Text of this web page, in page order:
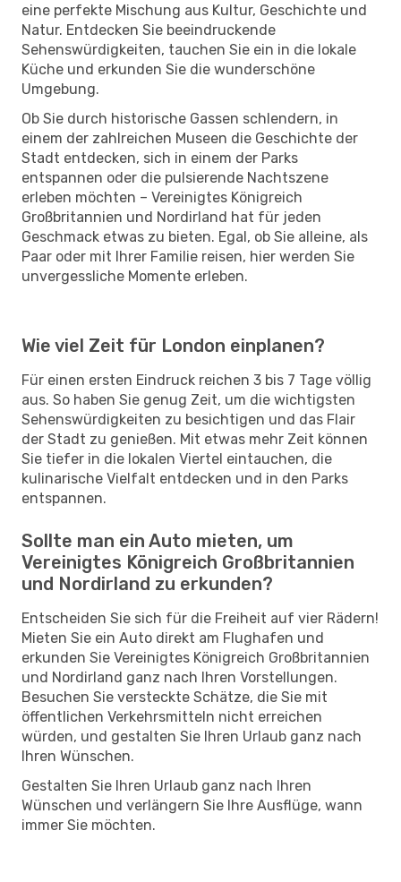
eine perfekte Mischung aus Kultur, Geschichte und
Natur. Entdecken Sie beeindruckende
Sehenswürdigkeiten, tauchen Sie ein in die lokale
Küche und erkunden Sie die wunderschöne
Umgebung.
Ob Sie durch historische Gassen schlendern, in
einem der zahlreichen Museen die Geschichte der
Stadt entdecken, sich in einem der Parks
entspannen oder die pulsierende Nachtszene
erleben möchten – Vereinigtes Königreich
Großbritannien und Nordirland hat für jeden
Geschmack etwas zu bieten. Egal, ob Sie alleine, als
Paar oder mit Ihrer Familie reisen, hier werden Sie
unvergessliche Momente erleben.
Wie viel Zeit für London einplanen?
Für einen ersten Eindruck reichen 3 bis 7 Tage völlig
aus. So haben Sie genug Zeit, um die wichtigsten
Sehenswürdigkeiten zu besichtigen und das Flair
der Stadt zu genießen. Mit etwas mehr Zeit können
Sie tiefer in die lokalen Viertel eintauchen, die
kulinarische Vielfalt entdecken und in den Parks
entspannen.
Sollte man ein Auto mieten, um
Vereinigtes Königreich Großbritannien
und Nordirland zu erkunden?
Entscheiden Sie sich für die Freiheit auf vier Rädern!
Mieten Sie ein Auto direkt am Flughafen und
erkunden Sie Vereinigtes Königreich Großbritannien
und Nordirland ganz nach Ihren Vorstellungen.
Besuchen Sie versteckte Schätze, die Sie mit
öffentlichen Verkehrsmitteln nicht erreichen
würden, und gestalten Sie Ihren Urlaub ganz nach
Ihren Wünschen.
Gestalten Sie Ihren Urlaub ganz nach Ihren
Wünschen und verlängern Sie Ihre Ausflüge, wann
immer Sie möchten.